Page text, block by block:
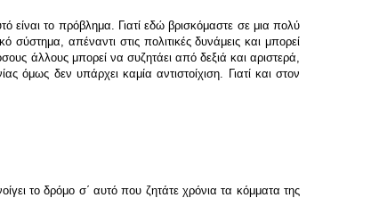
είναι το πρόβλημα. Γιατί εδώ βρισκόμαστε σε μια πολύ
σύστημα, απέναντι στις πολιτικές δυνάμεις και μπορεί
άλλους μπορεί να συζητάει από δεξιά και αριστερά,
όμως δεν υπάρχει καμία αντιστοίχιση. Γιατί και στον
το δρόμο σ΄ αυτό που ζητάτε χρόνια τα κόμματα της